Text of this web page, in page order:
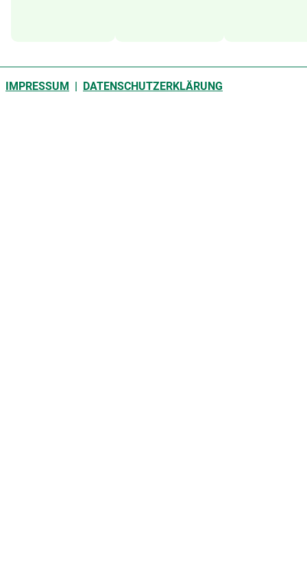
IMPRESSUM DATENSCHUTZERKLÄRUNG